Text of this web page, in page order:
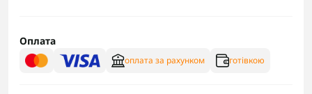
Оплата
оплата за рахунком готівкою